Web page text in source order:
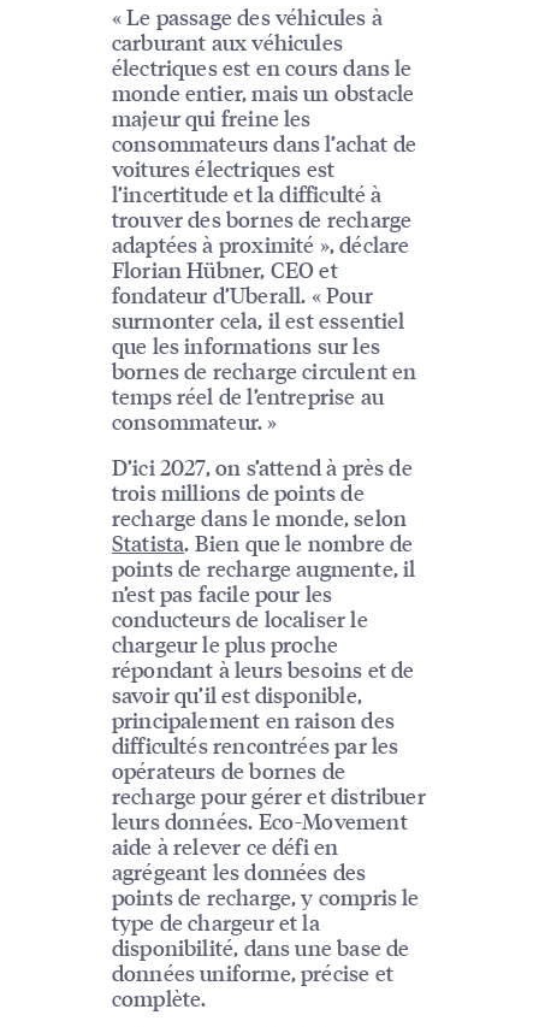
« Le passage des véhicules à
carburant aux véhicules
électriques est en cours dans le
monde entier, mais un obstacle
majeur qui freine les
consommateurs dans l’achat de
voitures électriques est
l’incertitude et la difficulté à
trouver des bornes de recharge
adaptées à proximité », déclare
Florian Hübner, CEO et
fondateur d’Uberall. « Pour
surmonter cela, il est essentiel
que les informations sur les
bornes de recharge circulent en
temps réel de l’entreprise au
consommateur. »
D’ici 2027, on s’attend à près de
trois millions de points de
recharge dans le monde, selon
Statista. Bien que le nombre de
points de recharge augmente, il
n’est pas facile pour les
conducteurs de localiser le
chargeur le plus proche
répondant à leurs besoins et de
savoir qu’il est disponible,
principalement en raison des
difficultés rencontrées par les
opérateurs de bornes de
recharge pour gérer et distribuer
leurs données. Eco-Movement
aide à relever ce défi en
agrégeant les données des
points de recharge, y compris le
type de chargeur et la
disponibilité, dans une base de
données uniforme, précise et
complète.